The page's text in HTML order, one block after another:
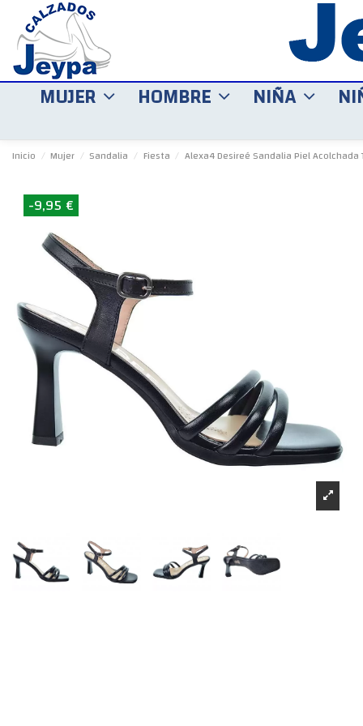
MUJER HOMBRE NIÑA
Inicio Mujer Sandalia Fiesta Alexa4 Desireé Sandalia Piel Acolchada
-9,95 €